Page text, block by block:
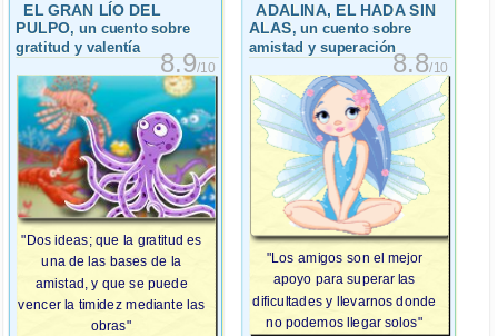
EL GRAN LÍO DEL
PULPO, un cuento sobre
gratitud y valentía
8.9/10
"Dos ideas; que la gratitud es
una de las bases de la
amistad, y que se puede
vencer la timidez mediante las
obras"
ADALINA, EL HADA SIN
ALAS, un cuento sobre
amistad y superación
8.8/10
"Los amigos son el mejor
apoyo para superar las
dificultades y llevarnos donde
no podemos llegar solos"